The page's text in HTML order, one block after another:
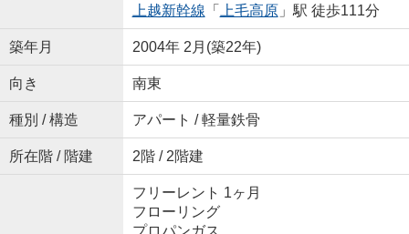
上越新幹線 「 上毛高原」駅 徒歩111分
築年月 2004年 2月(築22年)
向き 南東
種別 / 構造 アパート / 軽量鉄骨
所在階 / 階建 2階 / 2階建
フリーレント 1ヶ月
フローリング
プロパンガス